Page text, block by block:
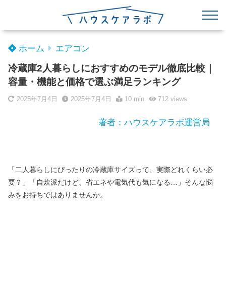
ホーム エアコン
冷蔵庫2人暮らしにおすすめのモデル徹底比較｜
容量・機能と価格で選ぶ満足ランキング
2025年7月4日 2025年7月4日 10 min 712views
著者：ハウスケアラボ運営局
「二人暮らしにぴったりの冷蔵庫サイズって、実際どれくらい必
要？」「自炊派だけど、省エネや電気代も気になる…」そんな悩
みをお持ちではありませんか。